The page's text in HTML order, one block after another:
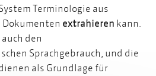
Terminologie aus
extrahieren kann.
den
Sprachgebrauch, und die
als Grundlage für